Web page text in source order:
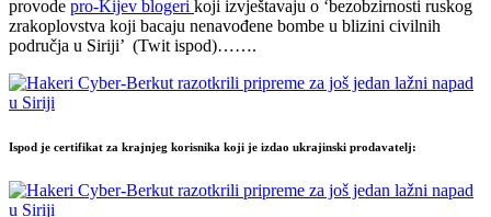
provode pro-Kijev blogeri koji izvještavaju o ‘bezobzirnosti ruskog
zrakoplovstva koji bacaju nenavođene bombe u blizini civilnih
područja u Siriji’ (Twit ispod)…….
Ispod je certifikat za krajnjeg korisnika koji je izdao ukrajinski prodavatelj: